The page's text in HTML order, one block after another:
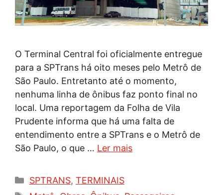
O Terminal Central foi oficialmente entregue
para a SPTrans há oito meses pelo Metrô de
São Paulo. Entretanto até o momento,
nenhuma linha de ônibus faz ponto final no
local. Uma reportagem da Folha de Vila
Prudente informa que há uma falta de
entendimento entre a SPTrans e o Metrô de
São Paulo, o que … Ler mais
Categorias
SPTRANS, TERMINAIS